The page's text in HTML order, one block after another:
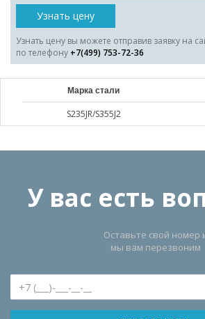
Узнать цену
Узнать цену вы можете отправив заявку на
по телефону +7(499) 753-72-36
Марка стали
S235JR/S355J2
У вас есть
Оставьте свой номер
мы вам перезвоним